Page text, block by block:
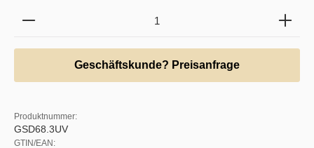
Produkt Anzahl: Gib den gewünschten Wert ein
Geschäftskunde? Preisanfrage
Produktnummer:
GSD68.3UV
GTIN/EAN: